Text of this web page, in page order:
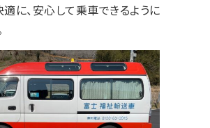
に、安心して乗車できるように